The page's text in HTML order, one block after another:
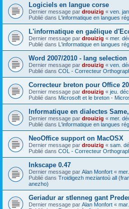
Logiciels en langue corse
Dernier message par drouizig « ven.
Publié dans L'informatique en langues
L'informatique en gaélique
Dernier message par drouizig « mer.
Publié dans L'informatique en langues
Word 2007/2010 - lang
Dernier message par drouizig « ven.
Publié dans COL - Correcteur
Correcteur breton pour Office
Dernier message par drouizig « jeu.
Publié dans Microsoft et le breton -
Informatique en dialectes
Dernier message par drouizig « mer.
Publié dans L'informatique en langues
NeoOffice support on MacOSX
Dernier message par drouizig « sam.
Publié dans COL - Correcteur
Inkscape 0.47
Dernier message par Alan Monfort «
Publié dans Troidigezh meziantoù all
anezho)
Geriadur ar stlenneg gant
Dernier message par Alan Monfort «